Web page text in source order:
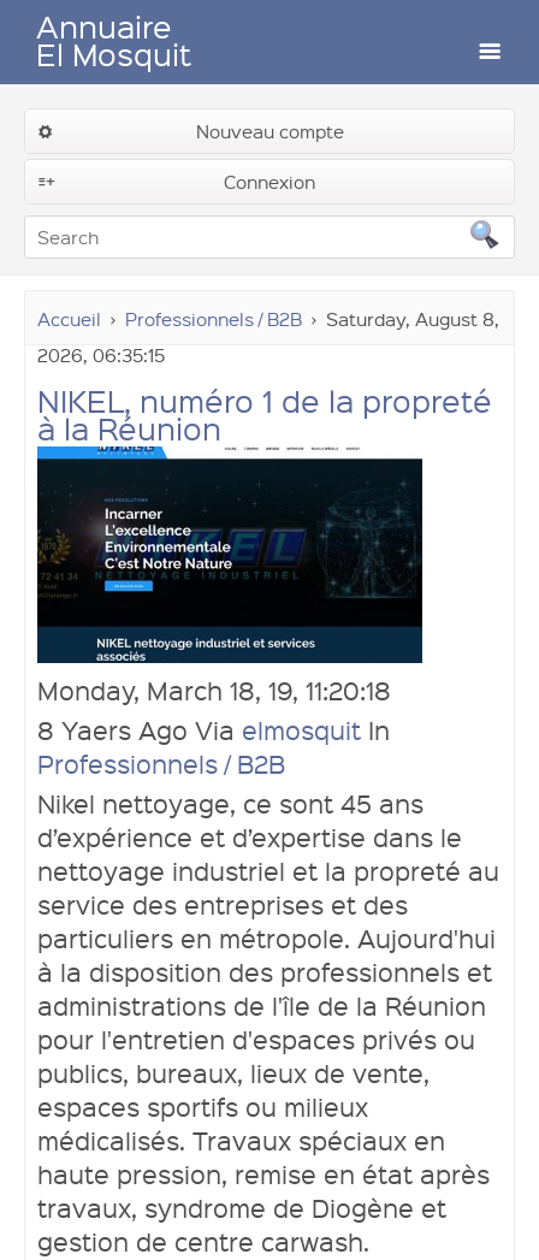
Annuaire
El Mosquit
Auteurs
Nouveau compte
Connexion
Ouvrir un compte
Connexion
Soumettre un lien
Accueil Professionnels / B2B
Saturday, August 8,
2026, 06:35:15
NIKEL, numéro 1 de la propreté
à la Réunion
Monday, March 18, 19, 11:20:18
8 Yaers Ago Via elmosquit In
Professionnels / B2B
Nikel nettoyage, ce sont 45 ans
d’expérience et d’expertise dans le
nettoyage industriel et la propreté au
service des entreprises et des
particuliers en métropole. Aujourd'hui
à la disposition des professionnels et
administrations de l'île de la Réunion
pour l'entretien d'espaces privés ou
publics, bureaux, lieux de vente,
espaces sportifs ou milieux
médicalisés. Travaux spéciaux en
haute pression, remise en état après
travaux, syndrome de Diogène et
gestion de centre carwash.